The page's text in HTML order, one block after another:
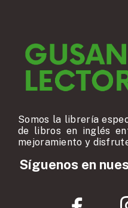
Somos la librería
de libros en inglés
mejoramiento y
Síguenos en